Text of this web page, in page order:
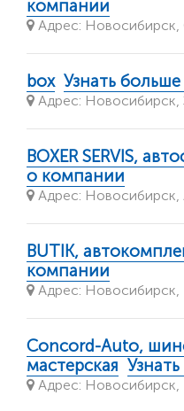
компании
Адрес: Новосибирск,
box Узнать
Адрес: Новосибирск,
BOXER SERVIS,
о компании
Адрес: Новосибирск,
BUTIK,
компании
Адрес: Новосибирск,
Concord-Auto,
мастерская
Адрес: Новосибирск,